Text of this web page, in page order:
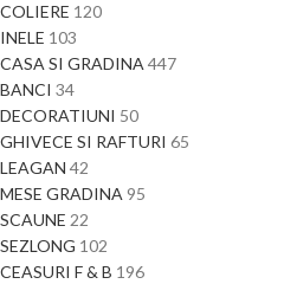
COLIERE 120
INELE 103
CASA SI GRADINA 447
BANCI 34
DECORATIUNI 50
GHIVECE SI RAFTURI 65
LEAGAN 42
MESE GRADINA 95
SCAUNE 22
SEZLONG 102
CEASURI F & B 196